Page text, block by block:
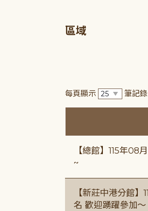
區域
每頁顯示 筆記錄
【總館】115年
~
【新莊中港分館
名 歡迎踴躍參加～